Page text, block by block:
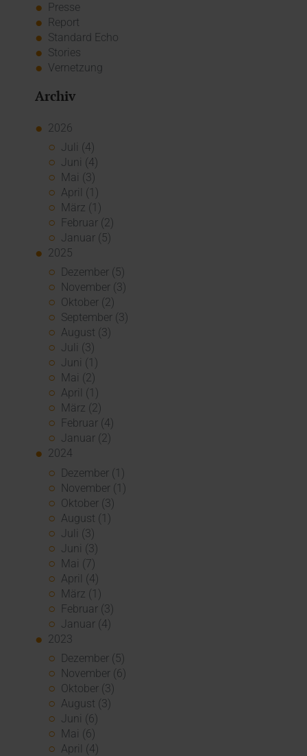
Presse
Report
Standard Echo
Stories
Vernetzung
Archiv
2026
Juli (4)
Juni (4)
Mai (3)
April (1)
März (1)
Februar (2)
Januar (5)
2025
Dezember (5)
November (3)
Oktober (2)
September (3)
August (3)
Juli (3)
Juni (1)
Mai (2)
April (1)
März (2)
Februar (4)
Januar (2)
2024
Dezember (1)
November (1)
Oktober (3)
August (1)
Juli (3)
Juni (3)
Mai (7)
April (4)
März (1)
Februar (3)
Januar (4)
2023
Dezember (5)
November (6)
Oktober (3)
August (3)
Juni (6)
Mai (6)
April (4)